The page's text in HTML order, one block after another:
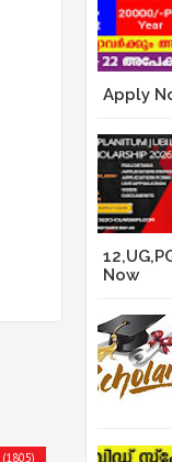
(1805)
Apply
Now